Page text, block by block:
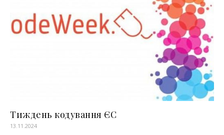
Тиждень кодування ЄС
13.11.2024